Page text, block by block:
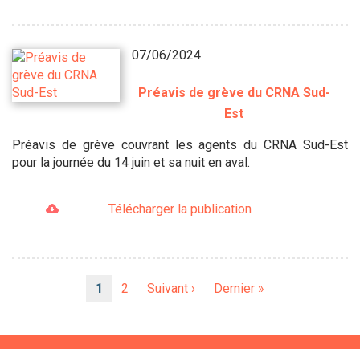
07/06/2024
Préavis de grève du CRNA Sud-
Est
Préavis de grève couvrant les agents du CRNA Sud-Est
pour la journée du 14 juin et sa nuit en aval.
Télécharger la publication
Page
1 Page
2
Page
Suivant ›
Dernière
Dernier »